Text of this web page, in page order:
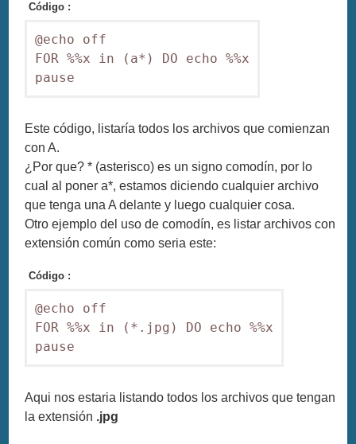
Código :
@echo off
FOR %%x in (a*) DO echo %%x
pause
Este código, listaría todos los archivos que comienzan
con A.
¿Por que? * (asterisco) es un signo comodín, por lo
cual al poner a*, estamos diciendo cualquier archivo
que tenga una A delante y luego cualquier cosa.
Otro ejemplo del uso de comodín, es listar archivos con
extensión común como seria este:
Código :
@echo off
FOR %%x in (*.jpg) DO echo %%x
pause
Aqui nos estaria listando todos los archivos que tengan
la extensión .jpg